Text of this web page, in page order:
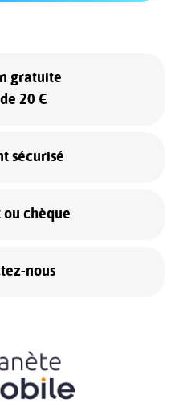
gratuite
20 €
sécurisé
chèque
nous